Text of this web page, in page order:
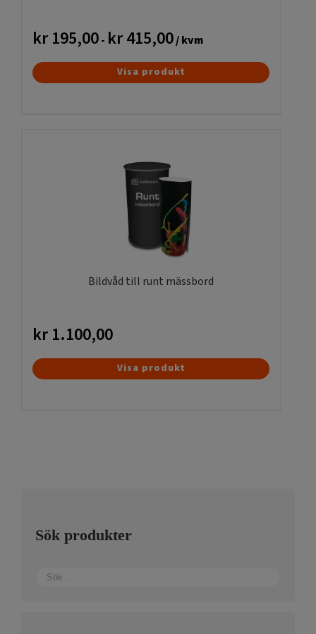
kr195,00- kr415,00/ kvm
Den
här
De
olika
alternativen
kan
väljas
Visa produkt
Bildvåd till runt mässbord
kr1.100,00
Visa produkt
Sök produkter